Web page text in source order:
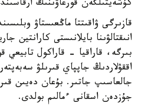
كۇشەيتىلگەن قورعاۋىنىڭ
قازىرگى ۋاقىتتا ماڭعىستاۋ
انىقتالۋىنا بايلانىستى كارانتين
بىرگە، قاراقيا - قاراكول تابيعي
اققۋلاردىڭ جاپپاي قىرىلۋ
جالعاسىپ جاتىر. بۇعان دەيىن
جۇزدەن اسقانى ءمالىم بولدى.